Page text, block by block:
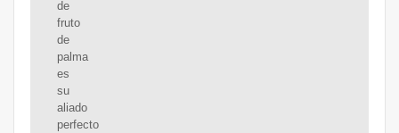
de
fruto
de
palma
es
su
aliado
perfecto